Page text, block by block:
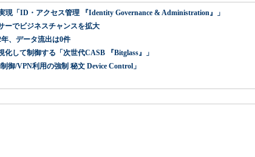
「ID・アクセス管理 『Identity Governance & Administration』」
ーでビジネスチャンスを拡大
、データ流出は0件
して制御する「次世代CASB 『Bitglass』」
御/VPN利用の強制 秘文 Device Control」